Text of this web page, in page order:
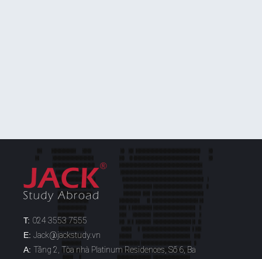
T: 024 3553 7555
E: Jack@jackstudy.vn
A: Tầng 2, Tòa nhà Platinum Residences, Số 6, Ba